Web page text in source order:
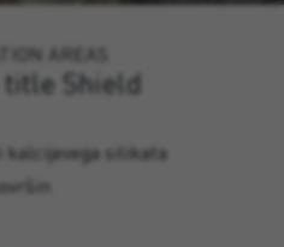
AREAS
Shield
kalcijevega silikata